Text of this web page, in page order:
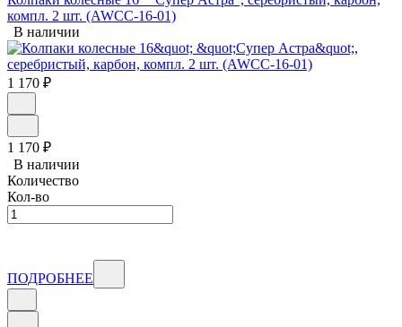
компл. 2 шт. (AWCC-16-01)
В наличии
1 170 ₽
1 170 ₽
В наличии
Количество
Кол-во
ПОДРОБНЕЕ